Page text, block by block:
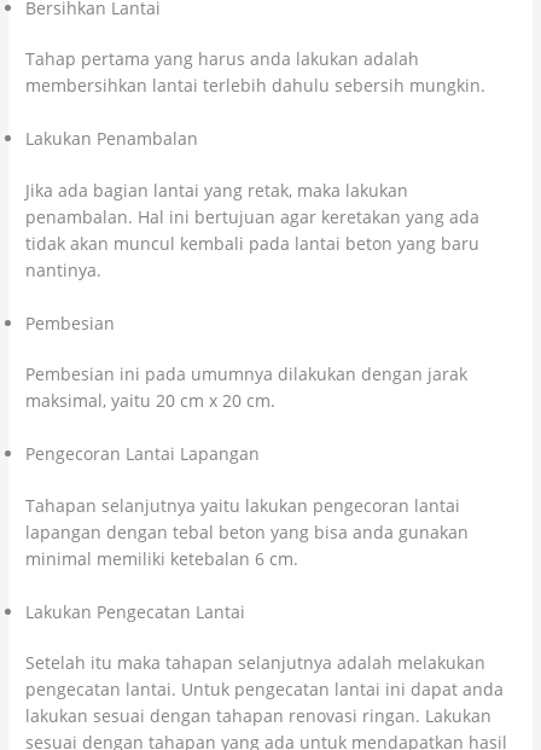
Bersihkan Lantai
Tahap pertama yang harus anda lakukan adalah
membersihkan lantai terlebih dahulu sebersih mungkin.
Lakukan Penambalan
Jika ada bagian lantai yang retak, maka lakukan
penambalan. Hal ini bertujuan agar keretakan yang ada
tidak akan muncul kembali pada lantai beton yang baru
nantinya.
Pembesian
Pembesian ini pada umumnya dilakukan dengan jarak
maksimal, yaitu 20 cm x 20 cm.
Pengecoran Lantai Lapangan
Tahapan selanjutnya yaitu lakukan pengecoran lantai
lapangan dengan tebal beton yang bisa anda gunakan
minimal memiliki ketebalan 6 cm.
Lakukan Pengecatan Lantai
Setelah itu maka tahapan selanjutnya adalah melakukan
pengecatan lantai. Untuk pengecatan lantai ini dapat anda
lakukan sesuai dengan tahapan renovasi ringan. Lakukan
sesuai dengan tahapan yang ada untuk mendapatkan hasil